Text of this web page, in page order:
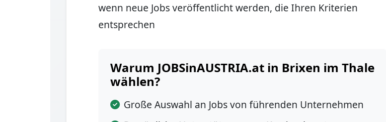
wenn neue Jobs veröffentlicht werden, die Ihren Kriterien
entsprechen
Warum JOBSinAUSTRIA.at in Brixen im Thale
wählen?
Große Auswahl an Jobs von führenden Unternehmen